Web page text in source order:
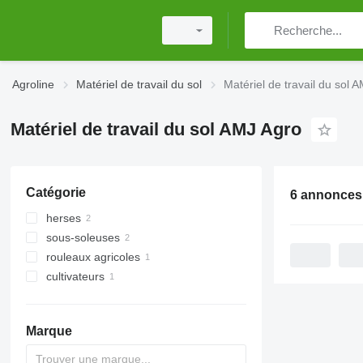
Agroline Matériel de travail du sol Matériel de travail du sol
Matériel de travail du sol AMJ Agro
Catégorie
herses
herses à disques
sous-soleuses
rouleaux agricoles
rouleaux cambridge
cultivateurs
Marque
6